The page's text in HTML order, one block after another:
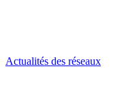
Actualités des réseaux